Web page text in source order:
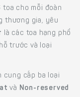
toa cho mỗi đoàn
thương gia, yêu
là các toa hạng phổ
trước và loại
cung cấp ba loại
và Non-reserved